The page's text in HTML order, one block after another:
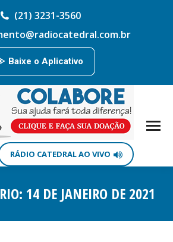
(21) 3231-3560
Baixe o Aplicativo
RÁDIO CATEDRAL AO VIVO
14 DE JANEIRO DE 2021